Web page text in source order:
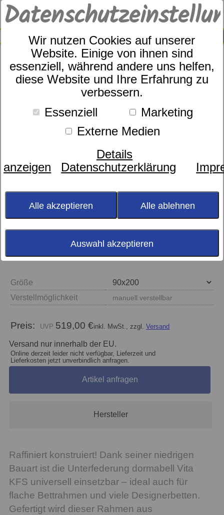
Wir nutzen Cookies auf unserer
Website. Einige von ihnen sind
essenziell, während andere uns helfen,
diese Website und Ihre Erfahrung zu
verbessern.
Essenziell
Marketing
Externe Medien
Details
anzeigen
Datenschutzerklärung
Alle akzeptieren Alle ablehnen
Auswahl akzeptieren
SUCHE
0
Rahmen
dormabell Vita KFS
Größe
Verstellmöglichkeit
manuell verstellbar
Preis: 519,00 €inkl. MwSt., zzgl. Versand
Versand nur innerhalb der EU.
Online derzeit leider nicht verfügbar, Lieferzeit und
Lieferkosten jetzt unverbindlich anfragen.
Artikel anfragen
Hersteller
Raffiniert konstruiert! Dank seiner niedrigen
Bauart ist die Unterfederung dormabell Vita
KFS universell einsetzbar – ideal auch für
flache Bettrahmen und viele Designerbetten.
Gefertigt wird dieser Rahmen aus